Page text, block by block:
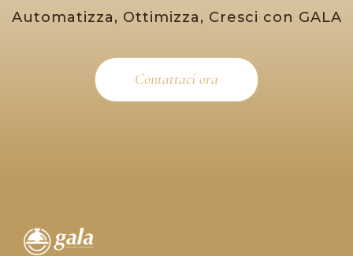
Automatizza, Ottimizza, Cresci con GALA
Contattaci ora